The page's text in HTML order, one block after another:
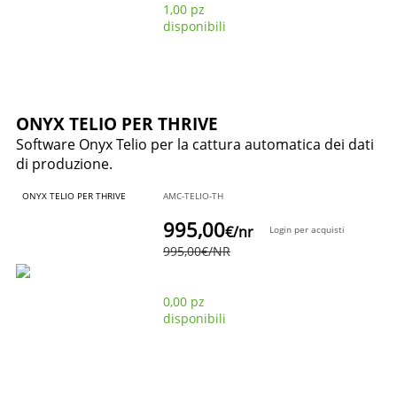
1,00 pz
disponibili
ONYX TELIO PER THRIVE
Software Onyx Telio per la cattura automatica dei dati
di produzione.
ONYX TELIO PER THRIVE AMC-TELIO-TH
995,00€/NR
995,00€/nr
0,00 pz
disponibili
Login per acquisti